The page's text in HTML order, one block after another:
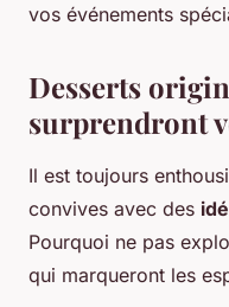
vos événements
Desserts
surprendront
Il est toujours
convives avec des
Pourquoi ne pas
qui marqueront les